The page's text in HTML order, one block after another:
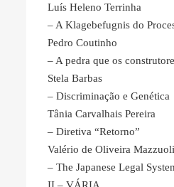
Luís Heleno Terrinha
– A Klagebefugnis do
Pedro Coutinho
– A pedra que os
Stela Barbas
– Discriminação e Genética
Tânia Carvalhais Pereira
– Diretiva “Retorno”
Valério de Oliveira
– The Japanese Legal